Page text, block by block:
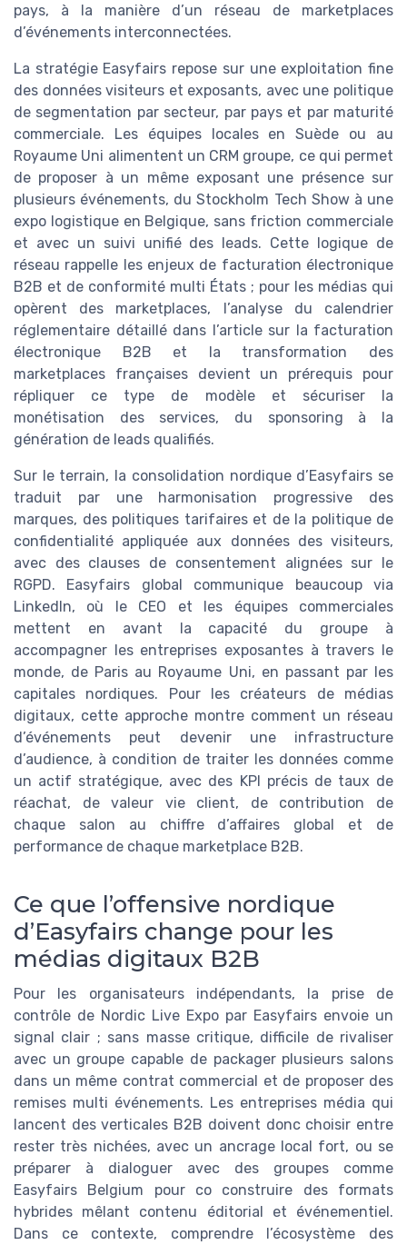
pays, à la manière d’un réseau de marketplaces
d’événements interconnectées.
La stratégie Easyfairs repose sur une exploitation fine
des données visiteurs et exposants, avec une politique
de segmentation par secteur, par pays et par maturité
commerciale. Les équipes locales en Suède ou au
Royaume Uni alimentent un CRM groupe, ce qui permet
de proposer à un même exposant une présence sur
plusieurs événements, du Stockholm Tech Show à une
expo logistique en Belgique, sans friction commerciale
et avec un suivi unifié des leads. Cette logique de
réseau rappelle les enjeux de facturation électronique
B2B et de conformité multi États ; pour les médias qui
opèrent des marketplaces, l’analyse du calendrier
réglementaire détaillé dans l’article sur la facturation
électronique B2B et la transformation des
marketplaces françaises devient un prérequis pour
répliquer ce type de modèle et sécuriser la
monétisation des services, du sponsoring à la
génération de leads qualifiés.
Sur le terrain, la consolidation nordique d’Easyfairs se
traduit par une harmonisation progressive des
marques, des politiques tarifaires et de la politique de
confidentialité appliquée aux données des visiteurs,
avec des clauses de consentement alignées sur le
RGPD. Easyfairs global communique beaucoup via
LinkedIn, où le CEO et les équipes commerciales
mettent en avant la capacité du groupe à
accompagner les entreprises exposantes à travers le
monde, de Paris au Royaume Uni, en passant par les
capitales nordiques. Pour les créateurs de médias
digitaux, cette approche montre comment un réseau
d’événements peut devenir une infrastructure
d’audience, à condition de traiter les données comme
un actif stratégique, avec des KPI précis de taux de
réachat, de valeur vie client, de contribution de
chaque salon au chiffre d’affaires global et de
performance de chaque marketplace B2B.
Ce que l’offensive nordique
d’Easyfairs change pour les
médias digitaux B2B
Pour les organisateurs indépendants, la prise de
contrôle de Nordic Live Expo par Easyfairs envoie un
signal clair ; sans masse critique, difficile de rivaliser
avec un groupe capable de packager plusieurs salons
dans un même contrat commercial et de proposer des
remises multi événements. Les entreprises média qui
lancent des verticales B2B doivent donc choisir entre
rester très nichées, avec un ancrage local fort, ou se
préparer à dialoguer avec des groupes comme
Easyfairs Belgium pour co construire des formats
hybrides mêlant contenu éditorial et événementiel.
Dans ce contexte, comprendre l’écosystème des